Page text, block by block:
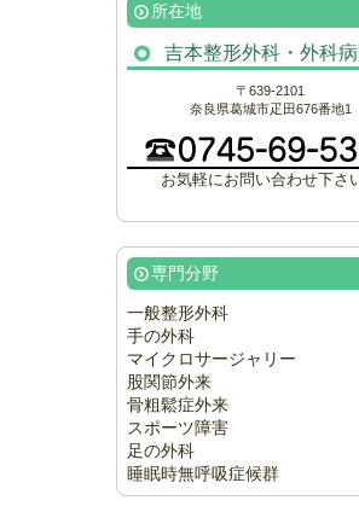
所在地
吉本整形外科・外科
〒639-2101
奈良県葛城市疋田676番地1
お気軽にお問い合わせ下さ
専門分野
一般整形外科
手の外科
マイクロサージャリー
股関節外来
骨粗鬆症外来
スポーツ障害
足の外科
睡眠時無呼吸症候群